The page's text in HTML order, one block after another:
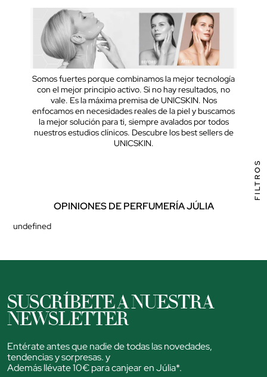
Somos fuertes porque combinamos la mejor tecnología
con el mejor principio activo. Si no hay resultados, no
vale. Es la máxima premisa de UNICSKIN. Nos
enfocamos en necesidades reales de la piel y buscamos
la mejor solución para ti, siempre avalados por todos
nuestros estudios clínicos. Descubre los best sellers de
UNICSKIN.
OPINIONES DE PERFUMERÍA JÚLIA
undefined
SUSCRÍBETE A NUESTRA
NEWSLETTER
Entérate antes que nadie de todas las novedades,
tendencias y sorpresas. y
Además llévate 10€ para canjear en Júlia*.
FILTROS